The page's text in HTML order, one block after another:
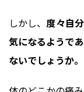
しかし、 度々自
気になるようで
ないでしょうか。